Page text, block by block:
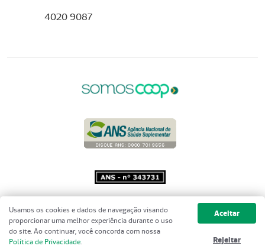
4020 9087
Copyright 2001 - 2026 Unimed do
Brasil - Todos os direitos reservados
Usamos os cookies e dados de navegação visando
proporcionar uma melhor experiência durante o uso
do site. Ao continuar, você concorda com nossa
Política de Privacidade.
Aceitar
Rejeitar